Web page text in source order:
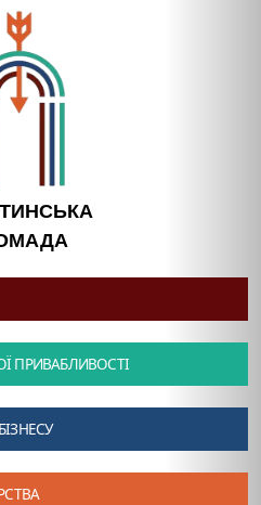
ПРИВАБЛИВОСТІ